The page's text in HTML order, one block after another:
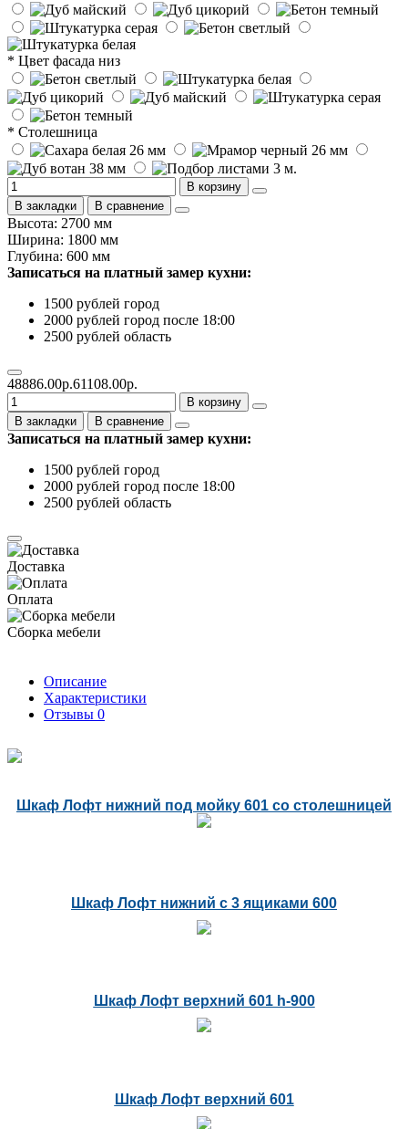
* Цвет фасада низ
* Столешница
В корзину
В закладки
В сравнение
Высота: 2700 мм
Ширина: 1800 мм
Глубина: 600 мм
Записаться на платный замер кухни:
1500 рублей город
2000 рублей город после 18:00
2500 рублей область
48886.00р.61108.00р.
В корзину
В закладки
В сравнение
Записаться на платный замер кухни:
1500 рублей город
2000 рублей город после 18:00
2500 рублей область
Доставка
Оплата
Сборка мебели
Описание
Характеристики
Отзывы 0
Шкаф Лофт нижний под мойку 601 со столешницей
Шкаф Лофт нижний с 3 ящиками 600
Шкаф Лофт верхний 601 h-900
Шкаф Лофт верхний 601